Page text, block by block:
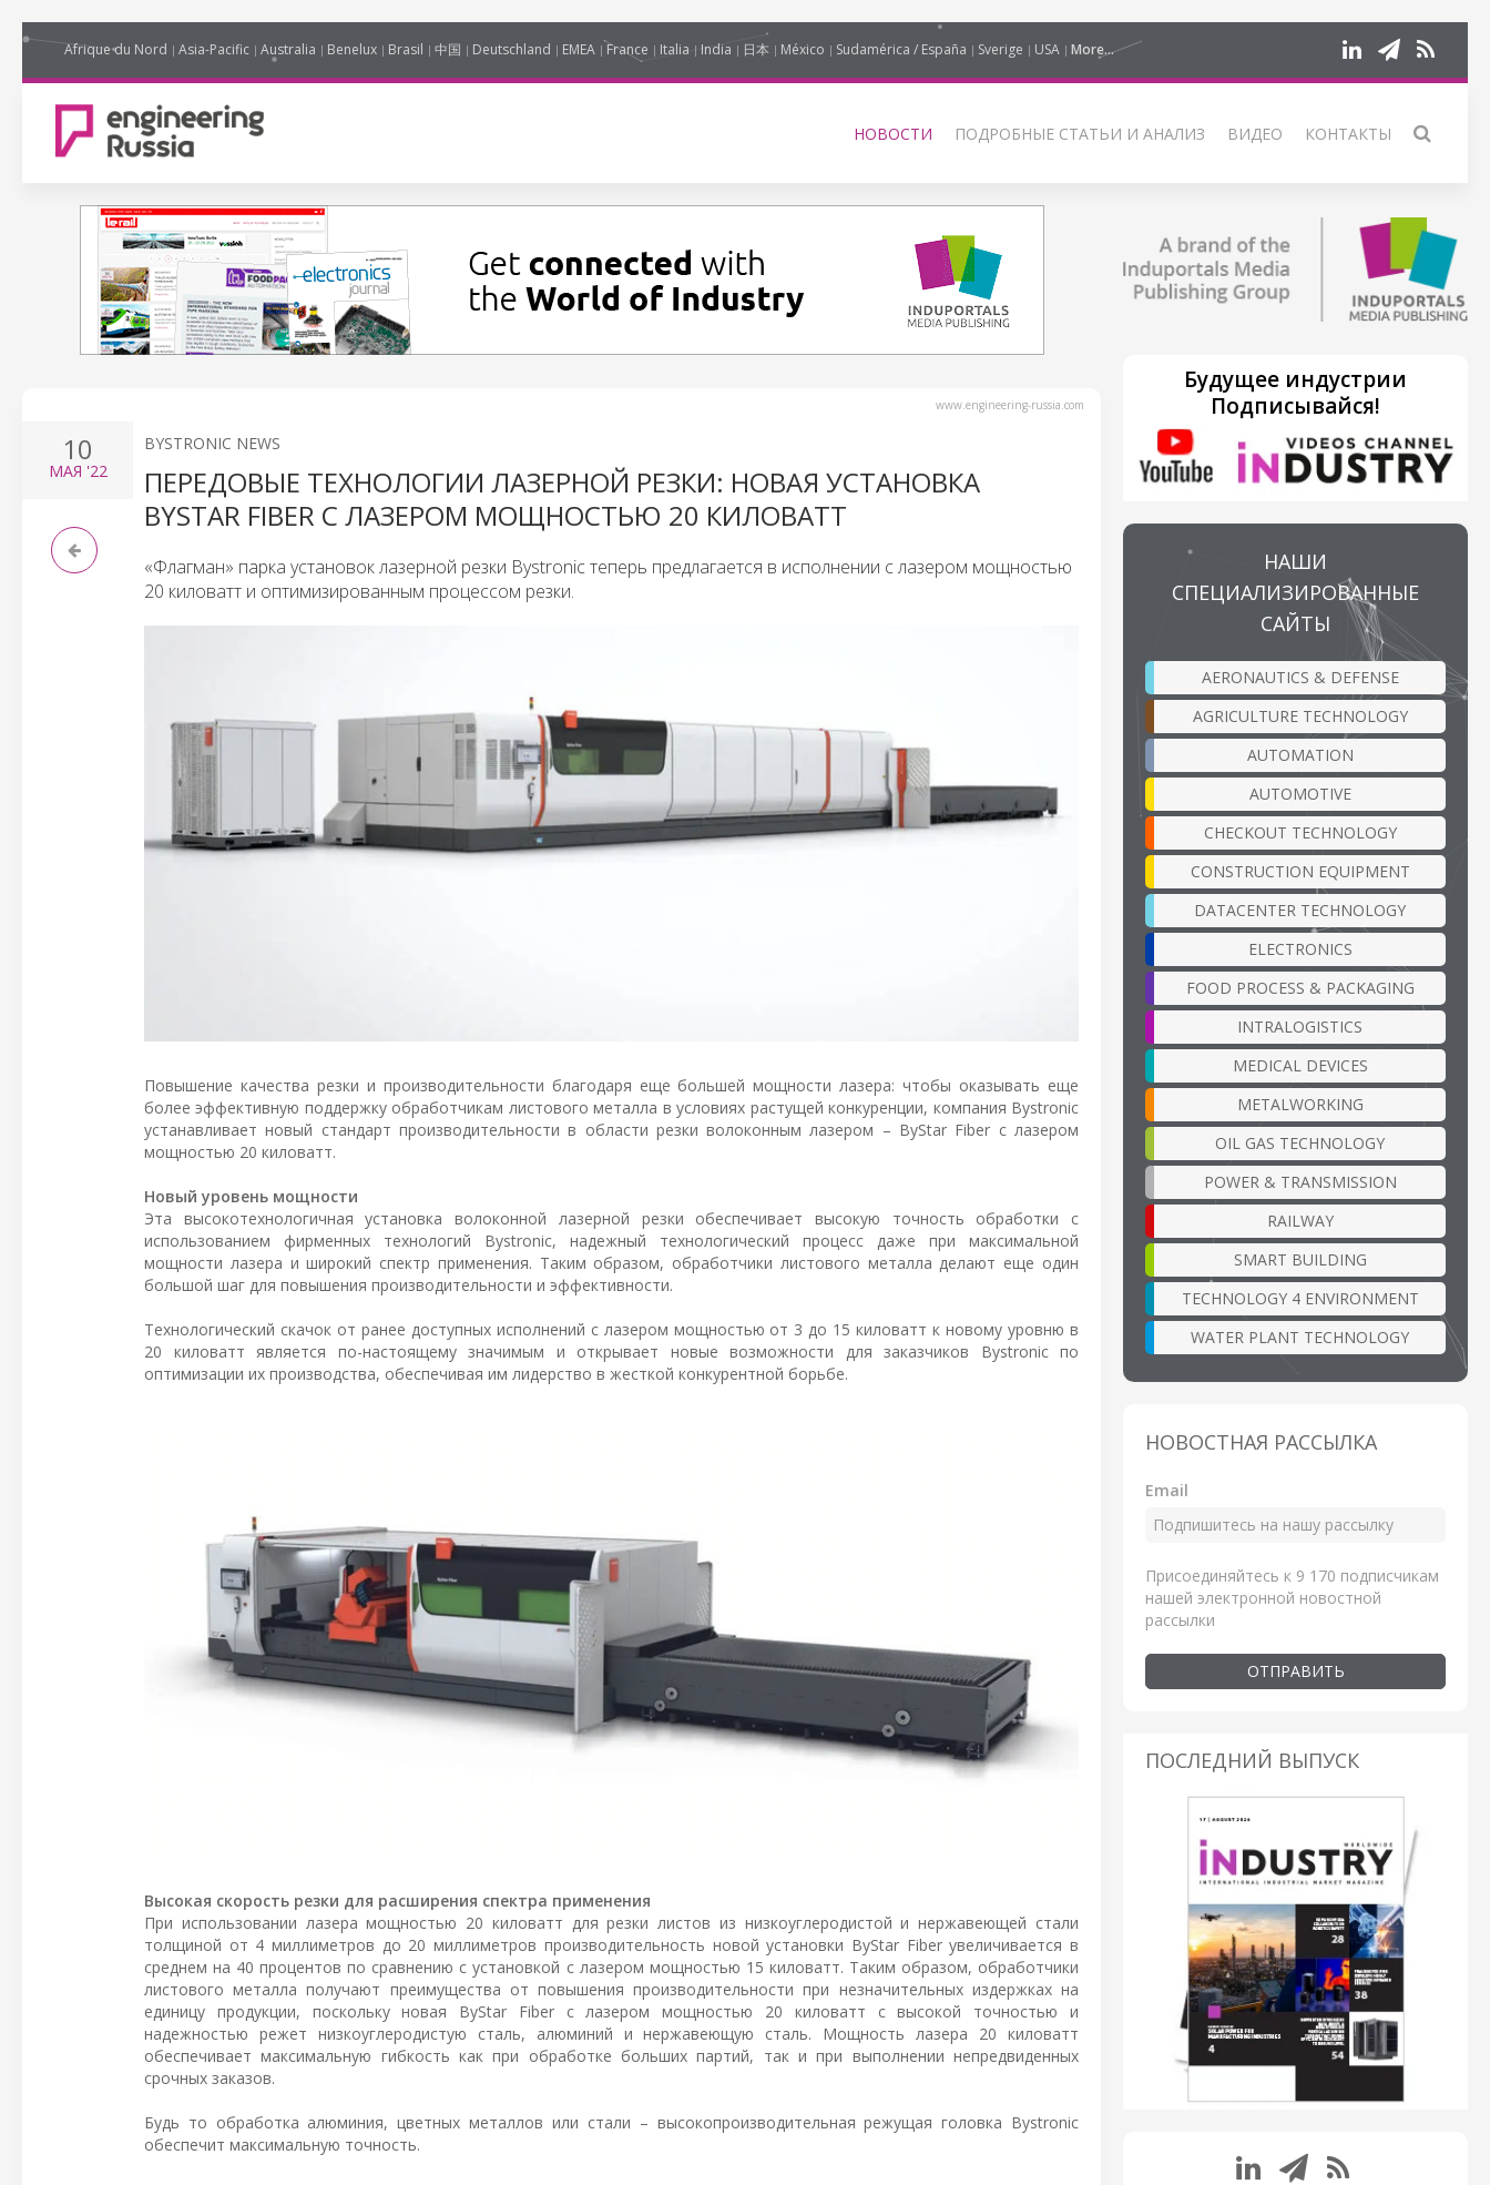
Afrique du Nord Asia-Pacific Australia Benelux Brasil 中国 Deutschland EMEA France Italia India 日本 México Sudamérica / España Sverige USA More...
НОВОСТИ ПОДРОБНЫЕ СТАТЬИ И АНАЛИЗ ВИДЕО КОНТАКТЫ
www.engineering-russia.com
10
МАЯ '22
BYSTRONIC NEWS
ПЕРЕДОВЫЕ ТЕХНОЛОГИИ ЛАЗЕРНОЙ РЕЗКИ: НОВАЯ УСТАНОВКА
BYSTAR FIBER С ЛАЗЕРОМ МОЩНОСТЬЮ 20 КИЛОВАТТ
«Флагман» парка установок лазерной резки Bystronic теперь предлагается в исполнении с лазером мощностью
20 киловатт и оптимизированным процессом резки.
Повышение качества резки и производительности благодаря еще большей мощности лазера: чтобы оказывать еще
более эффективную поддержку обработчикам листового металла в условиях растущей конкуренции, компания Bystronic
устанавливает новый стандарт производительности в области резки волоконным лазером – ByStar Fiber с лазером
мощностью 20 киловатт.
Новый уровень мощности
Эта высокотехнологичная установка волоконной лазерной резки обеспечивает высокую точность обработки с
использованием фирменных технологий Bystronic, надежный технологический процесс даже при максимальной
мощности лазера и широкий спектр применения. Таким образом, обработчики листового металла делают еще один
большой шаг для повышения производительности и эффективности.
Технологический скачок от ранее доступных исполнений с лазером мощностью от 3 до 15 киловатт к новому уровню в
20 киловатт является по-настоящему значимым и открывает новые возможности для заказчиков Bystronic по
оптимизации их производства, обеспечивая им лидерство в жесткой конкурентной борьбе.
Высокая скорость резки для расширения спектра применения
При использовании лазера мощностью 20 киловатт для резки листов из низкоуглеродистой и нержавеющей стали
толщиной от 4 миллиметров до 20 миллиметров производительность новой установки ByStar Fiber увеличивается в
среднем на 40 процентов по сравнению с установкой с лазером мощностью 15 киловатт. Таким образом, обработчики
листового металла получают преимущества от повышения производительности при незначительных издержках на
единицу продукции, поскольку новая ByStar Fiber с лазером мощностью 20 киловатт с высокой точностью и
надежностью режет низкоуглеродистую сталь, алюминий и нержавеющую сталь. Мощность лазера 20 киловатт
обеспечивает максимальную гибкость как при обработке больших партий, так и при выполнении непредвиденных
срочных заказов.
Будь то обработка алюминия, цветных металлов или стали – высокопроизводительная режущая головка Bystronic
обеспечит максимальную точность.
Будущее индустрии
Подписывайся!
НАШИ
СПЕЦИАЛИЗИРОВАННЫЕ
САЙТЫ
AERONAUTICS & DEFENSE
AGRICULTURE TECHNOLOGY
AUTOMATION
AUTOMOTIVE
CHECKOUT TECHNOLOGY
CONSTRUCTION EQUIPMENT
DATACENTER TECHNOLOGY
ELECTRONICS
FOOD PROCESS & PACKAGING
INTRALOGISTICS
MEDICAL DEVICES
METALWORKING
OIL GAS TECHNOLOGY
POWER & TRANSMISSION
RAILWAY
SMART BUILDING
TECHNOLOGY 4 ENVIRONMENT
WATER PLANT TECHNOLOGY
НОВОСТНАЯ РАССЫЛКА
Email
Присоединяйтесь к 9 170 подписчикам
нашей электронной новостной
рассылки
ОТПРАВИТЬ
ПОСЛЕДНИЙ ВЫПУСК